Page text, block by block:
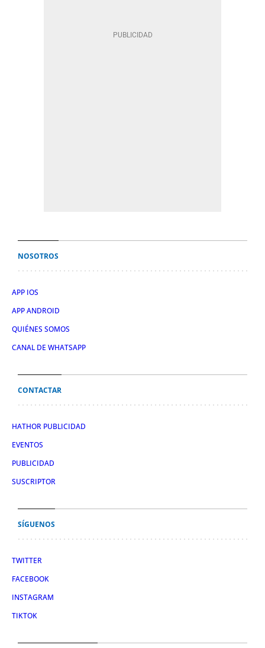
NOSOTROS
APP IOS
APP ANDROID
QUIÉNES SOMOS
CANAL DE WHATSAPP
CONTACTAR
HATHOR PUBLICIDAD
EVENTOS
PUBLICIDAD
SUSCRIPTOR
SÍGUENOS
TWITTER
FACEBOOK
INSTAGRAM
TIKTOK